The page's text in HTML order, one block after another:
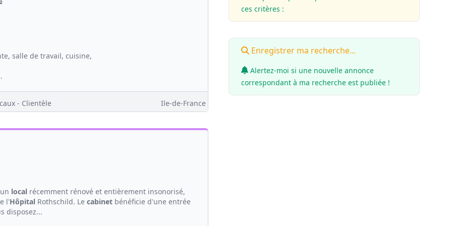
salle de travail, cuisine,
- Clientèle Ile-de-France
local récemment rénové et entièrement insonorisé,
l'Hôpital Rothschild. Le cabinet bénéficie d'une entrée
disposez...
ces critères :
Enregistrer ma recherche...
Alertez-moi si une nouvelle annonce
correspondant à ma recherche est publiée !